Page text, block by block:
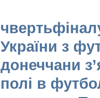
України з
донеччани
полі в